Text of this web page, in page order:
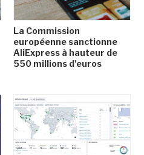
La Commission
européenne sanctionne
AliExpress à hauteur de
550 millions d'euros